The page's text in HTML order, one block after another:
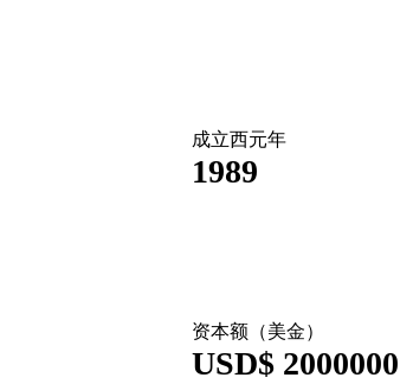
成立西元年
1989
资本额（美金）
USD$ 2000000